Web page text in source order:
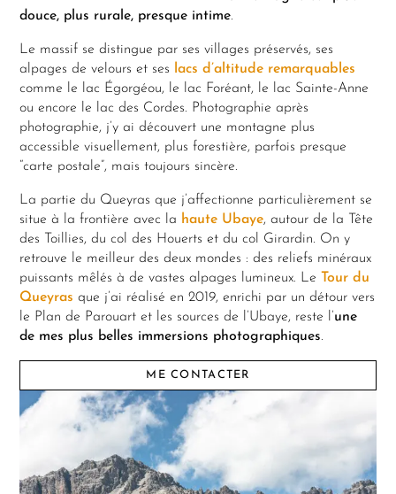
douce, plus rurale, presque intime.
Le massif se distingue par ses villages préservés, ses
alpages de velours et ses
lacs d’altitude remarquables
comme le lac Égorgéou, le lac Foréant, le lac Sainte-Anne
ou encore le lac des Cordes. Photographie après
photographie, j’y ai découvert une montagne plus
accessible visuellement, plus forestière, parfois presque
“carte postale”, mais toujours sincère.
La partie du Queyras que j’affectionne particulièrement se
situe à la frontière avec la haute Ubaye, autour de la Tête
des Toillies, du col des Houerts et du col Girardin. On y
retrouve le meilleur des deux mondes : des reliefs minéraux
puissants mêlés à de vastes alpages lumineux. Le
Tour du
Queyras que j’ai réalisé en 2019, enrichi par un détour vers
le Plan de Parouart et les sources de l’Ubaye, reste l’une
de mes plus belles immersions photographiques.
ME CONTACTER